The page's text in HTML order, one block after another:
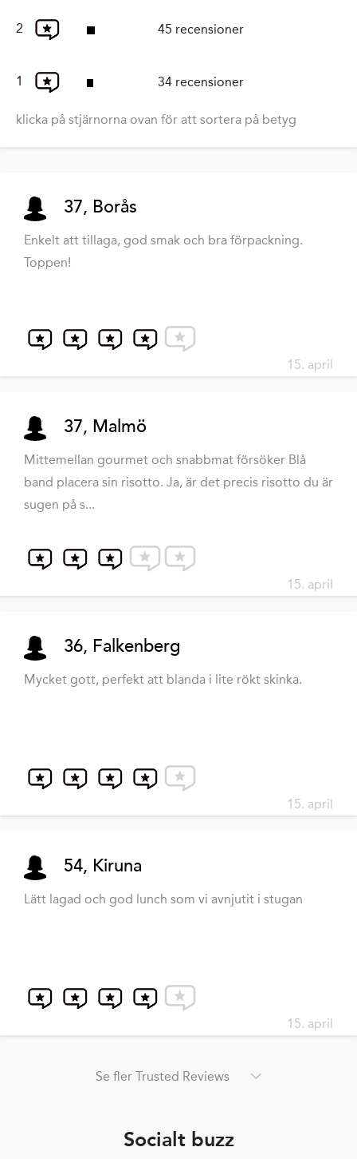
2 45 recensioner
1 34 recensioner
klicka på stjärnorna ovan för att sortera på betyg
37, Borås
Enkelt att tillaga, god smak och bra förpackning.
Toppen!
15. april
37, Malmö
Mittemellan gourmet och snabbmat försöker Blå
band placera sin risotto. Ja, är det precis risotto du är
sugen på s...
15. april
36, Falkenberg
Mycket gott, perfekt att blanda i lite rökt skinka.
15. april
54, Kiruna
Lätt lagad och god lunch som vi avnjutit i stugan
15. april
Se fler Trusted Reviews
Socialt buzz